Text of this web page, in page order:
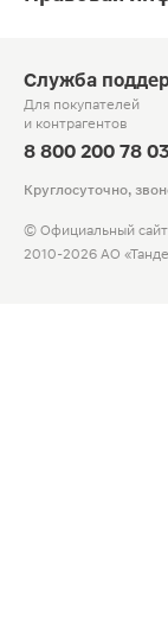
Служба
Для покупателей
и контрагентов
8 800 200 78
Круглосуточно,
© Официальный сайт
2010-2026 АО